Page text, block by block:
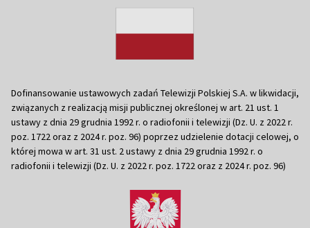
Dofinansowanie ustawowych zadań Telewizji Polskiej S.A. w likwidacji,
związanych z realizacją misji publicznej określonej w art. 21 ust. 1
ustawy z dnia 29 grudnia 1992 r. o radiofonii i telewizji (Dz. U. z 2022 r.
poz. 1722 oraz z 2024 r. poz. 96) poprzez udzielenie dotacji celowej, o
której mowa w art. 31 ust. 2 ustawy z dnia 29 grudnia 1992 r. o
radiofonii i telewizji (Dz. U. z 2022 r. poz. 1722 oraz z 2024 r. poz. 96)